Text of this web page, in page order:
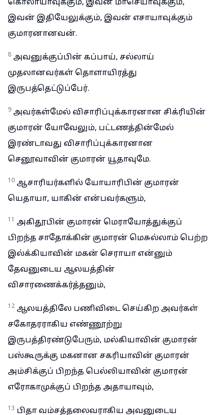
கொலாயாவுக்கும், இவன் மாசெயாவுக்கும்,
இவன் இதியேலுக்கும், இவன் எசாயாவுக்கும்
குமாரனானவன்.
8 அவனுக்குப்பின் கப்பாய், சல்லாய்
முதலானவர்கள் தொளாயிரத்து
இருபத்தெட்டுப்பேர்.
9 அவர்கள்மேல் விசாரிப்புக்காரனான சிக்ரியின்
குமாரன் யோவேலும், பட்டணத்தின்மேல்
இரண்டாவது விசாரிப்புக்காரனான
செனூவாவின் குமாரன் யூதாவுமே.
10 ஆசாரியர்களில் யோயாரிபின் குமாரன்
யெதாயா, யாகின் என்பவர்களும்,
11 அகிதூபின் குமாரன் மெராயோத்துக்குப்
பிறந்த சாதோக்கின் குமாரன் மெசுல்லாம் பெற்ற
இல்க்கியாவின் மகன் செராயா என்னும்
தேவனுடைய ஆலயத்தின்
விசாரணைக்கர்த்தனும்,
12 ஆலயத்திலே பணிவிடை செய்கிற அவர்கள்
சகோதரராகிய எண்ணூற்று
இருபத்திரண்டுபேரும், மல்கியாவின் குமாரன்
பஸ்கூருக்கு மகனான சகரியாவின் குமாரன்
அம்சிக்குப் பிறந்த பெல்லியாவின் குமாரன்
எரோகாமுக்குப் பிறந்த அதாயாவும்,
13 பிதா வம்சத்தலைவராகிய அவனுடைய